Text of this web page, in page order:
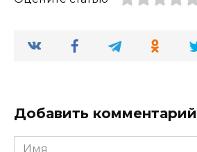
Добавить комментарий
Имя